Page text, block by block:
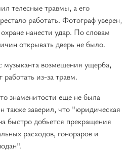
телесные травмы, а его
работать. Фотограф уверен,
нанести удар. По словам
открывать дверь не было.
музыканта возмещения ущерба,
из-за травм.
знаменитости еще не была
также заверил, что "юридическая
быстро добьется прекращения
расходов, гонораров и